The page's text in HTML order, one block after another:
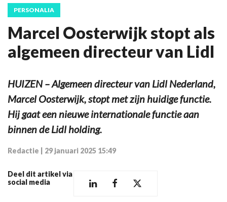
PERSONALIA
Marcel Oosterwijk stopt als
algemeen directeur van Lidl
HUIZEN – Algemeen directeur van Lidl Nederland,
Marcel Oosterwijk, stopt met zijn huidige functie.
Hij gaat een nieuwe internationale functie aan
binnen de Lidl holding.
Redactie 29 januari 2025 15:49
Deel dit artikel via
social media